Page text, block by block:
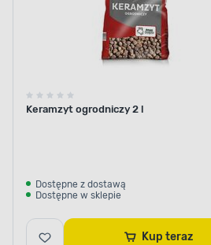
Keramzyt ogrodniczy 2 l
Dostępne z dostawą
Dostępne w sklepie
Kup teraz